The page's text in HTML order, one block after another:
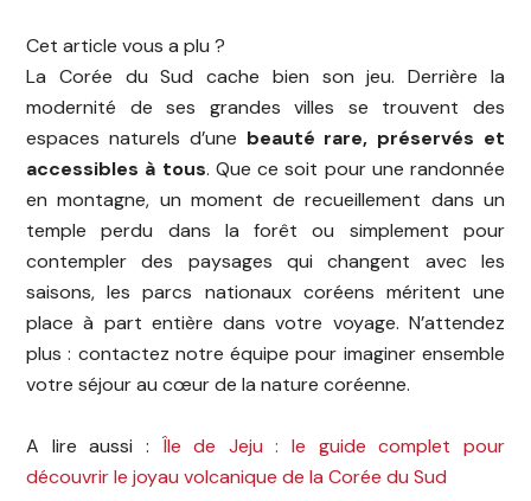
Cet article vous a plu ?
La Corée du Sud cache bien son jeu. Derrière la
modernité de ses grandes villes se trouvent des
espaces naturels d’une beauté rare, préservés et
accessibles à tous. Que ce soit pour une randonnée
en montagne, un moment de recueillement dans un
temple perdu dans la forêt ou simplement pour
contempler des paysages qui changent avec les
saisons, les parcs nationaux coréens méritent une
place à part entière dans votre voyage. N’attendez
plus : contactez notre équipe pour imaginer ensemble
votre séjour au cœur de la nature coréenne.
A lire aussi : Île de Jeju : le guide complet pour
découvrir le joyau volcanique de la Corée du Sud